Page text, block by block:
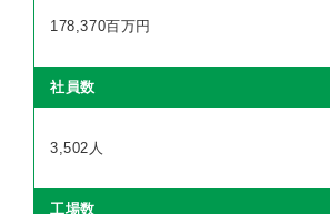
178,370百万円
社員数
3,502人
工場数